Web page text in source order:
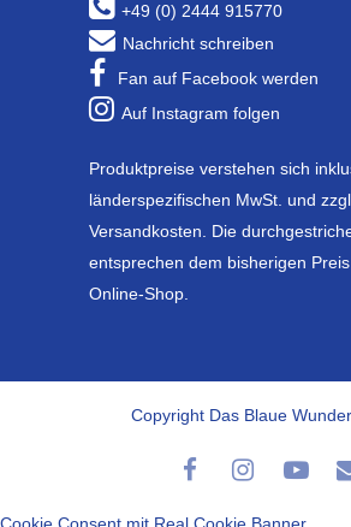
+49 (0) 2444 915770
Nachricht schreiben
Fan auf Facebook werden
Auf Instagram folgen
Produktpreise verstehen sich
länderspezifischen MwSt. und
Versandkosten. Die
entsprechen dem bisherigen
Online-Shop.
Copyright Das Blaue